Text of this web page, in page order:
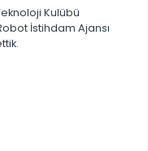
Kulübü
İstihdam Ajansı